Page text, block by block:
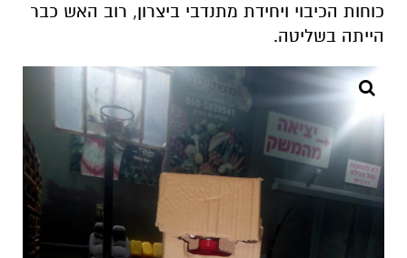
כוחות הכיבוי ויחידת מתנדבי ביצרון, רוב האש כבר
הייתה בשליטה.